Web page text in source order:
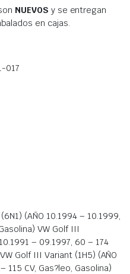
NUEVOS y se entregan
en cajas.
017
(AÑO 10.1994 – 10.1999,
VW Golf III
– 09.1997, 60 – 174
Golf III Variant (1H5) (AÑO
115 CV, Gas?leo, Gasolina)